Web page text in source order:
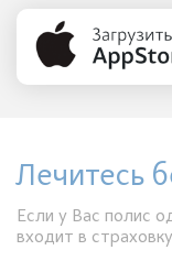
Лечитесь
Если у Вас полис
входит в страховку